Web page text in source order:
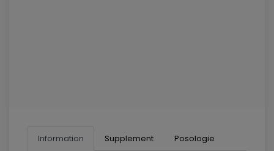
Information Supplement Posologie